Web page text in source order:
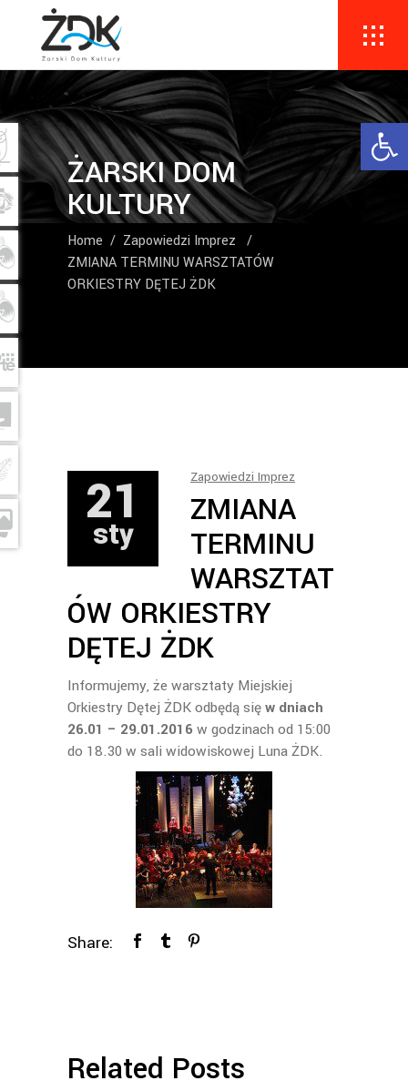
ŻARSKI DOM
KULTURY
Home / Zapowiedzi Imprez
/
ZMIANA TERMINU WARSZTATÓW
ORKIESTRY DĘTEJ ŻDK
21
sty
Zapowiedzi Imprez
ZMIANA
TERMINU
WARSZTAT
ÓW ORKIESTRY
DĘTEJ ŻDK
Informujemy, że warsztaty Miejskiej
Orkiestry Dętej ŻDK odbędą sięw dniach
26.01 – 29.01.2016 w godzinach od 15:00
do 18.30 w sali widowiskowej Luna ŻDK.
Share:
Related Posts